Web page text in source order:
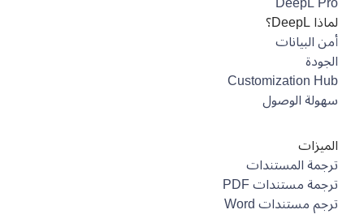
لماذا DeepL؟
أمن البيانات
الجودة
Customization Hub
سهولة الوصول
الميزات
ترجمة المستندات
ترجمة مستندات PDF
ترجم مستندات Word